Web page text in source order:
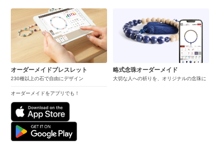
オーダーメイドブレスレット
230種以上の石で自由にデザイン
オーダーメイドをアプリでも！
略式念珠オーダーメイド
大切な人への祈りを、オリジナルの念珠に